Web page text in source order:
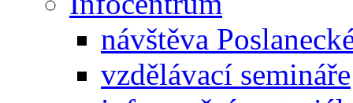
návštěva
vzdělávací semináře